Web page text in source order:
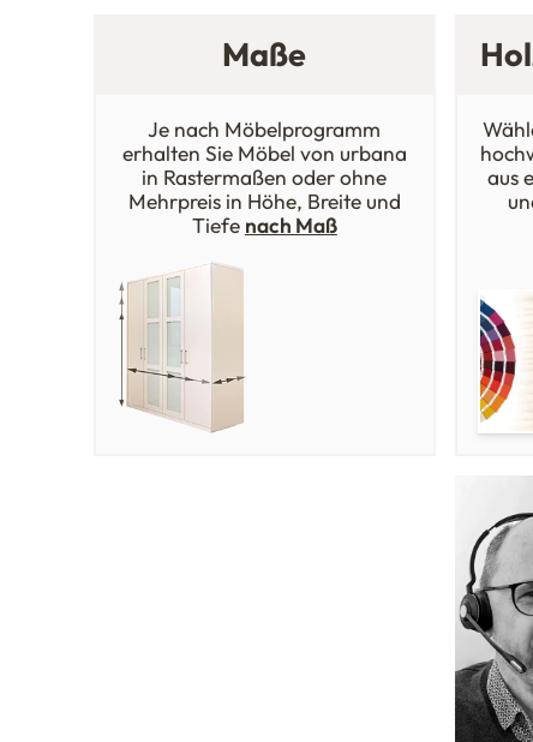
Maße
Je nach Möbelprogramm
erhalten Sie Möbel von urbana
in Rastermaßen oder ohne
Mehrpreis in Höhe, Breite und
Tiefe nach Maß
aus